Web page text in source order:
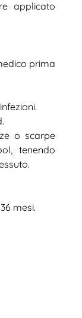
applicato
prima
o scarpe
tenendo
mesi.